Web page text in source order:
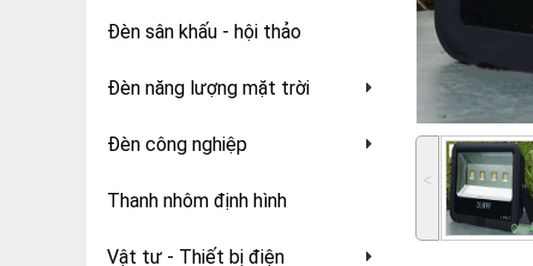
˂
Đèn sân khấu - hội thảo
Đèn năng lượng mặt trời
Đèn công nghiệp
Thanh nhôm định hình
Vật tư - Thiết bị điện